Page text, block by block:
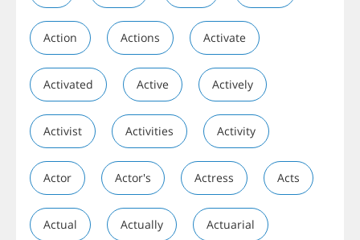
Action Actions Activate
Activated Active Actively
Activist Activities Activity
Actor Actor's Actress Acts
Actual Actually Actuarial